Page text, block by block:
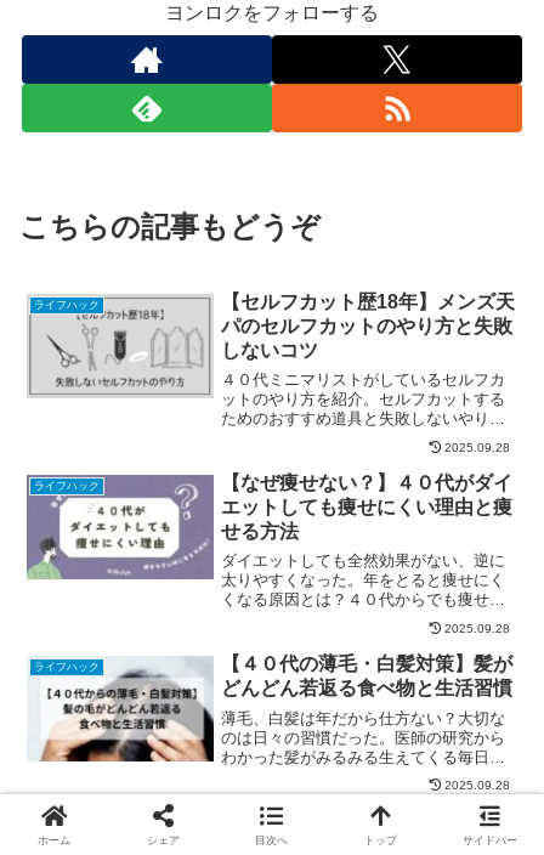
ヨンロクをフォローする
こちらの記事もどうぞ
ライフハック
【セルフカット歴18年】メンズ天
パのセルフカットのやり方と失敗
しないコツ
４０代ミニマリストがしているセルフカ
ットのやり方を紹介。セルフカットする
ためのおすすめ道具と失敗しないやり方
2025.09.28
ライフハック
【なぜ痩せない？】４０代がダイ
エットしても痩せにくい理由と痩
せる方法
ダイエットしても全然効果がない、逆に
太りやすくなった。年をとると痩せにく
くなる原因とは？４０代からでも痩せや
2025.09.28
ライフハック
【４０代の薄毛・白髪対策】髪が
どんどん若返る食べ物と生活習慣
薄毛、白髪は年だから仕方ない？大切な
のは日々の習慣だった。医師の研究から
わかった髪がみるみる生えてくる毎日摂
取したい食べ物と生活習慣をわかりやす
く解説。
2025.09.28
ホーム シェア 目次へ トップ サイドバー